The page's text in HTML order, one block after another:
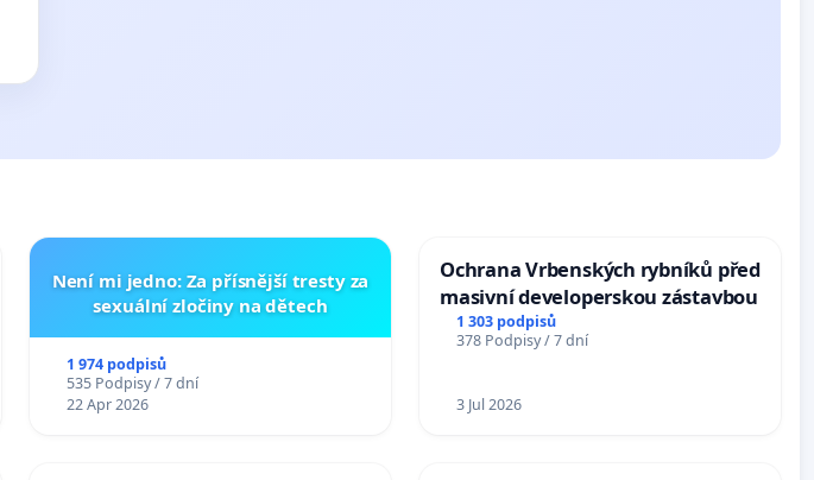
Není mi jedno: Za přísnější tresty za
sexuální zločiny na dětech
1 974 podpisů
535 Podpisy / 7 dní
22 Apr 2026
Ochrana Vrbenských rybníků před
masivní developerskou zástavbou
1 303 podpisů
378 Podpisy / 7 dní
3 Jul 2026